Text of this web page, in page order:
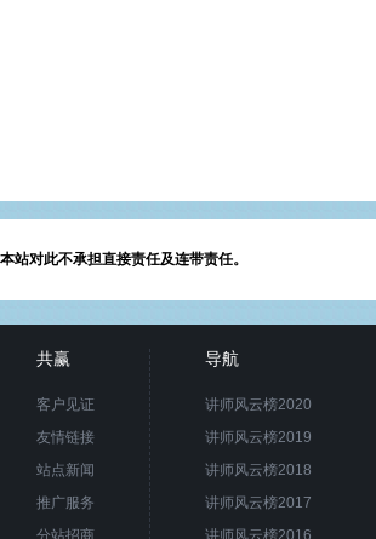
站对此不承担直接责任及连带责任。
共赢
客户见证
友情链接
站点新闻
推广服务
分站招商
导航
讲师风云榜2020
讲师风云榜2019
讲师风云榜2018
讲师风云榜2017
讲师风云榜2016